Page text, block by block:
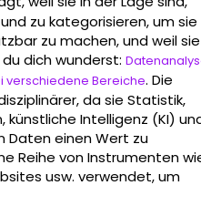
zu kategorisieren, um sie
zu machen, und weil sie
du dich wunderst:
verschiedene Bereiche. Die
da sie Statistik,
Intelligenz (KI)
Daten einen Wert zu
Reihe von Instrumenten
usw. verwendet, um